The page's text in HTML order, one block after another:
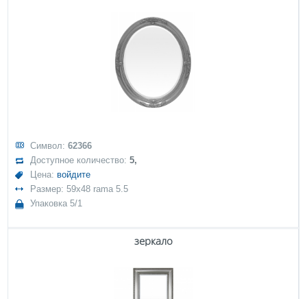
Символ:62366
Доступное количество:5,
Цена: войдите
Размер: 59x48 rama 5.5
Упаковка 5/1
зеркало